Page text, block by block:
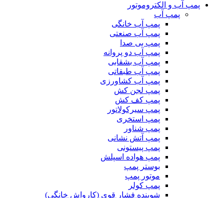
پمپ آب و الکتروموتور
پمپ آب
پمپ آب خانگی
پمپ آب صنعتی
پمپ بی صدا
پمپ آب دو پروانه
پمپ آب بشقابی
پمپ آب طبقاتی
پمپ آب کشاورزی
پمپ لجن کش
پمپ کف کش
پمپ سیرکولاتور
پمپ استخری
پمپ شناور
پمپ آتش نشانی
پمپ پیستونی
پمپ هواده اسپلش
بوستر پمپ
موتور پمپ
پمپ کولر
شوینده فشار قوی (کارواش خانگی)